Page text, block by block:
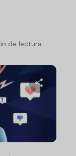
de lectura